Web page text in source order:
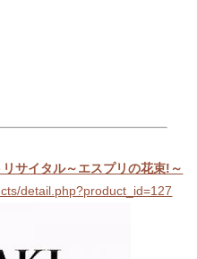
サイタル～エスプリの花束!～
detail.php?product_id=127